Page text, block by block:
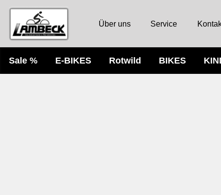
Über uns Service
Sale % E-BIKES Rotwild BIKES